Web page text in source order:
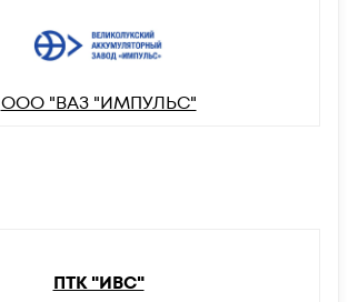
ООО "ВАЗ "ИМПУЛЬС"
ПТК "ИВС"